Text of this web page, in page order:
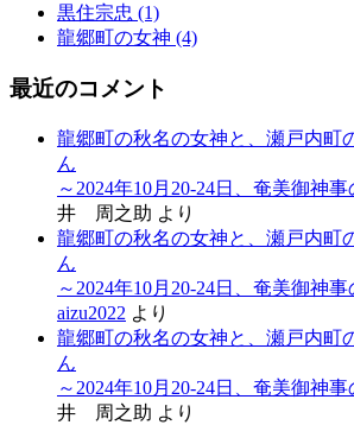
黒住宗忠 (1)
龍郷町の女神 (4)
最近のコメント
龍郷町の秋名の女神と、瀬戸内町
ん
～2024年10月20-24日、奄美御神事
井 周之助 より
龍郷町の秋名の女神と、瀬戸内町
ん
～2024年10月20-24日、奄美御神事
aizu2022 より
龍郷町の秋名の女神と、瀬戸内町
ん
～2024年10月20-24日、奄美御神事
井 周之助 より